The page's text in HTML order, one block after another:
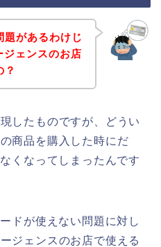
があるわけじ
ジェンスのお店
？
したものですが、どうい
商品を購入した時にだ
くなってしまったんです
ドが使えない問題に対し
ジェンスのお店で使える